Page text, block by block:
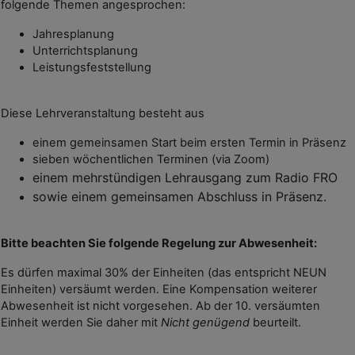
folgende Themen angesprochen:
Jahresplanung
Unterrichtsplanung
Leistungsfeststellung
Diese Lehrveranstaltung besteht aus
einem gemeinsamen Start beim ersten Termin in Präsenz
sieben wöchentlichen Terminen (via Zoom)
einem mehrstündigen Lehrausgang zum Radio FRO
sowie einem gemeinsamen Abschluss in Präsenz.
Bitte beachten Sie folgende Regelung zur Abwesenheit:
Es dürfen maximal 30% der Einheiten (das entspricht NEUN
Einheiten) versäumt werden. Eine Kompensation weiterer
Abwesenheit ist nicht vorgesehen. Ab der 10. versäumten
Einheit werden Sie daher mit Nicht genügend beurteilt.